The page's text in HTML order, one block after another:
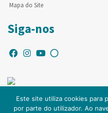
Mapa do Site
Siga-nos
Este site utiliza cookies para
por parte do utilizador. Ao